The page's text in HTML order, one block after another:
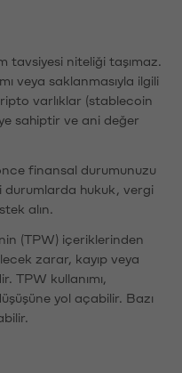
tavsiyesi niteliği taşımaz.
veya saklanmasıyla ilgili
varlıklar (stablecoin
sahiptir ve ani değer
finansal durumunuzu
durumlarda hukuk, vergi
alın.
(TPW) içeriklerinden
zarar, kayıp veya
TPW kullanımı,
yol açabilir. Bazı